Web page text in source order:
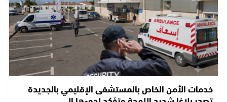
خدمات الأمن الخاص بالمستشفى الإقليمي بالجديدة